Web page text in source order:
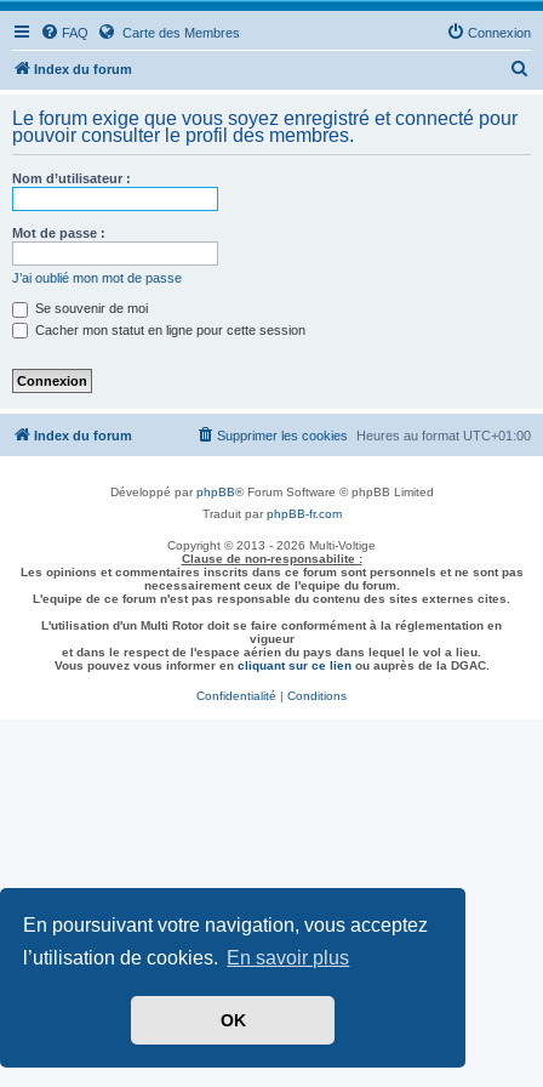
En poursuivant votre navigation, vous acceptez
l’utilisation de cookies. En savoir plus
OK
FAQ Carte des Membres Connexion
Index du forum
h
Le forum exige que vous soyez enregistré et connecté pour
pouvoir consulter le profil des membres.
Nom d’utilisateur :
Mot de passe :
J’ai oublié mon mot de passe
Se souvenir de moi
Cacher mon statut en ligne pour cette session
Index du forum Heures au format UTC+01:00
Supprimer les cookies
Développé parphpBB® Forum Software © phpBB Limited
Traduit parphpBB-fr.com
Copyright © 2013 - 2026 Multi-Voltige
Clause de non-responsabilite :
Les opinions et commentaires inscrits dans ce forum sont personnels et ne sont pas
necessairement ceux de l'equipe du forum.
L'equipe de ce forum n'est pas responsable du contenu des sites externes cites.
L'utilisation d'un Multi Rotor doit se faire conformément à la réglementation en
vigueur
et dans le respect de l'espace aérien du pays dans lequel le vol a lieu.
Vous pouvez vous informer en cliquant sur ce lienou auprès de la DGAC.
Confidentialité | Conditions